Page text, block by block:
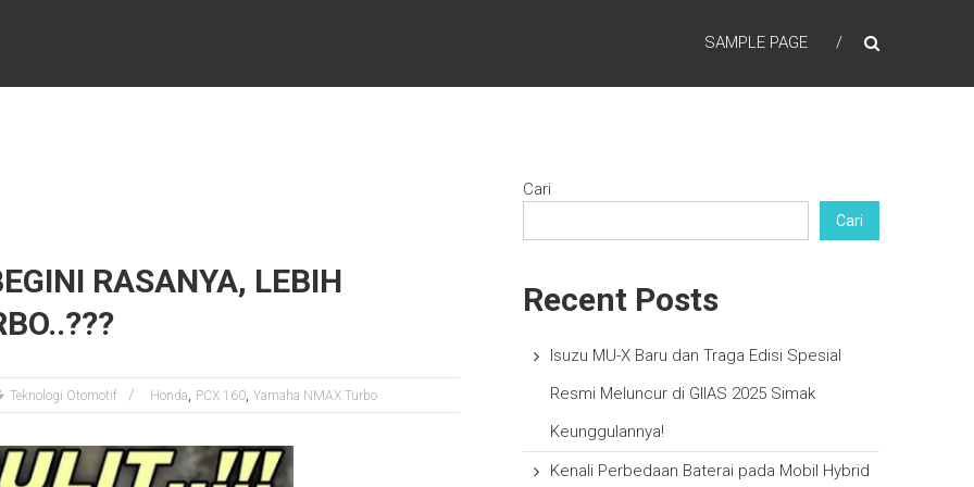
SAMPLE PAGE
RASANYA, LEBIH
Teknologi Otomotif Honda, PCX 160, Yamaha NMAX Turbo
Cari
Cari
Recent Posts
Isuzu MU-X Baru dan Traga Edisi Spesial
Resmi Meluncur di GIIAS 2025 Simak
Keunggulannya!
Kenali Perbedaan Baterai pada Mobil Hybrid